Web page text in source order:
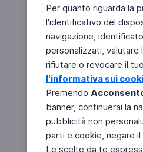
Per quanto riguarda la
l'identificativo del
navigazione,
personalizzati, valutare
rifiutare o revocare il
l'informativa sui
Premendo
banner, continuerai la
pubblicità non
parti e cookie, negare
Le scelte da te